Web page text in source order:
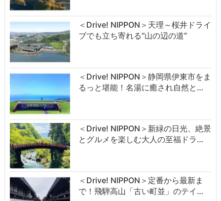
＜Drive! NIPPON＞天理～桜井ドライ
ブでも立ち寄れる“山の辺の道”
＜Drive! NIPPON＞静岡県伊東市をま
るっと堪能！名湯に癒され自然と…
＜Drive! NIPPON＞新緑の日光、絶景
とグルメを楽しむ大人の至福ドラ…
＜Drive! NIPPON＞定番から最新ま
で！飛騨高山「古い町並」のテイ…